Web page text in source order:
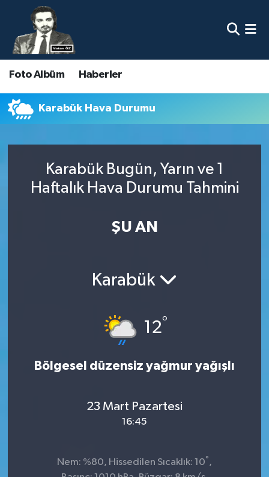
Foto Albüm Haberler
Karabük Hava Durumu
Karabük Bugün, Yarın ve 1
Haftalık Hava Durumu Tahmini
ŞU AN
Karabük
12°
Bölgesel düzensiz yağmur yağışlı
23 Mart Pazartesi
16:45
Nem: %80, Hissedilen Sıcaklık: 10° ,
Nöbetçi Eczaneler
Hava Durumu
Namaz Vakitleri
Süper Lig Puan Durumu ve Fikstür
Son Dakika Haberleri